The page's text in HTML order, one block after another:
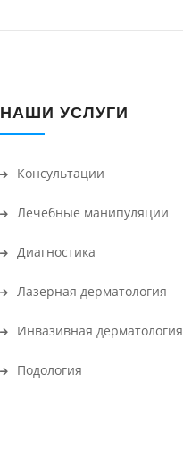
НАШИ УСЛУГИ
Консультации
Лечебные манипуляции
Диагностика
Лазерная дерматология
Инвазивная дерматология
Подология